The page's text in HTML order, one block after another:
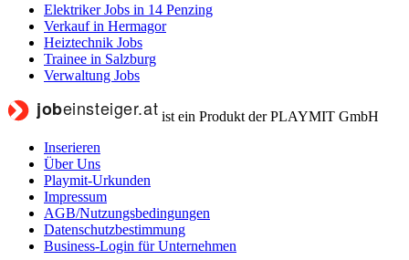
Elektriker Jobs in 14 Penzing
Verkauf in Hermagor
Heiztechnik Jobs
Trainee in Salzburg
Verwaltung Jobs
ist ein Produkt der PLAYMIT GmbH
Inserieren
Über Uns
Playmit-Urkunden
Impressum
AGB/Nutzungsbedingungen
Datenschutzbestimmung
Business-Login für Unternehmen